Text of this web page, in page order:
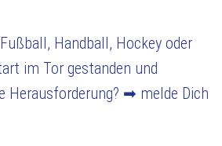
Handball, Hockey oder
im Tor gestanden und
Herausforderung? ➡ melde Dich